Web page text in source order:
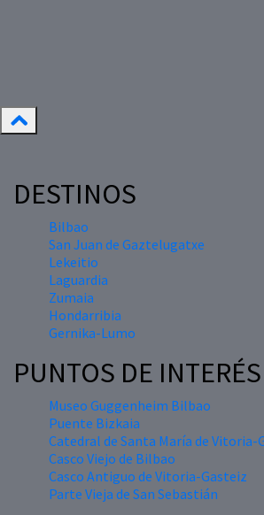
DESTINOS
Bilbao
San Juan de Gaztelugatxe
Lekeitio
Laguardia
Zumaia
Hondarribia
Gernika-Lumo
PUNTOS DE INTERÉS
Museo Guggenheim Bilbao
Puente Bizkaia
Catedral de Santa María de Vitoria-
Casco Viejo de Bilbao
Casco Antiguo de Vitoria-Gasteiz
Parte Vieja de San Sebastián